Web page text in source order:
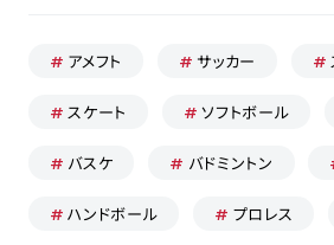
アメフト サッカー
スケート ソフトボール
バスケ バドミントン
ハンドボール プロレス